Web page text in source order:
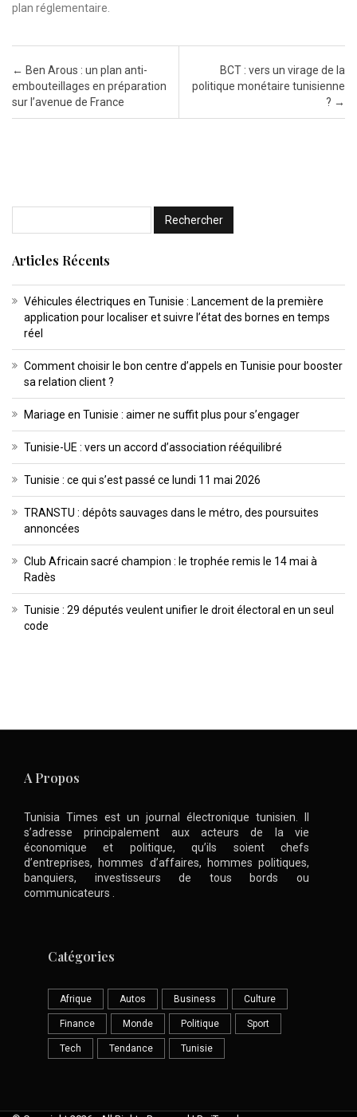
plan réglementaire.
Post navigation
← Ben Arous : un plan anti-
embouteillages en préparation
sur l’avenue de France
BCT : vers un virage de la
politique monétaire tunisienne
? →
Articles Récents
Véhicules électriques en Tunisie : Lancement de la première
application pour localiser et suivre l’état des bornes en temps
réel
Comment choisir le bon centre d’appels en Tunisie pour booster
sa relation client ?
Mariage en Tunisie : aimer ne suffit plus pour s’engager
Tunisie-UE : vers un accord d’association rééquilibré
Tunisie : ce qui s’est passé ce lundi 11 mai 2026
TRANSTU : dépôts sauvages dans le métro, des poursuites
annoncées
Club Africain sacré champion : le trophée remis le 14 mai à
Radès
Tunisie : 29 députés veulent unifier le droit électoral en un seul
code
A Propos
Tunisia Times est un journal électronique tunisien. Il
s’adresse principalement aux acteurs de la vie
économique et politique, qu’ils soient chefs
d’entreprises, hommes d’affaires, hommes politiques,
banquiers, investisseurs de tous bords ou
communicateurs .
Catégories
Afrique Autos Business Culture
Finance Monde Politique Sport
Tech Tendance Tunisie